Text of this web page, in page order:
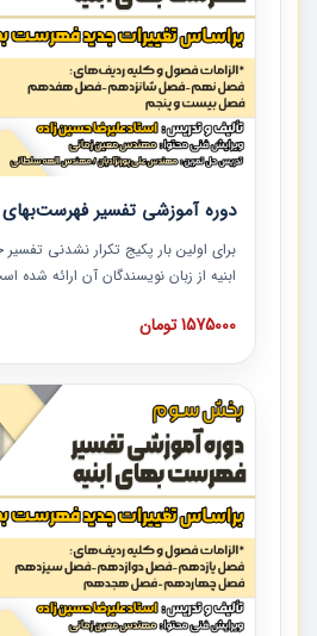
دوره آموزشی تفسیر
برای اولین بار پکیج تکرار نشدنی
ابنیه از زبان نویسندگان آن ارائه
ردیف ها و مطالب فهرست بها تفسیر و
دوره به صورت کامل تصویری بوده و به
دوره با کلام مهندس علیرضاحسین‌زاده
مشاور در امر بازنگری فهرست بها رشته
همکارانی که در حوزه صنعت ساخت در
توصیه می کنیم از مطالب این دوره
1575000 تومان